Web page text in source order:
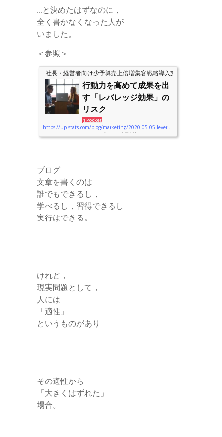
…と決めたはずなのに，
全く書かなくなった人が
いました。
＜参照＞
社長・経営者向け少予算売上倍増集客戦略導入支援のアップスタ
行動力を高めて成果を出
す「レバレッジ効果」の
リスク
1 Pocket
__________________________________アップスタッツ合同会社のコロナことチャイ
な方は，個別にお問い合わせください。通常にの料金体系とは別の価格帯
__________________ こんにちは。アップスタッツ合同会社の代表，経営軍師の
飯山です。 ...
ブログ…
文章を書くのは
誰でもできるし，
学べるし，習得できるし
実行はできる。
けれど，
現実問題として，
人には
「適性」
というものがあり…
その適性から
「大きくはずれた」
場合。